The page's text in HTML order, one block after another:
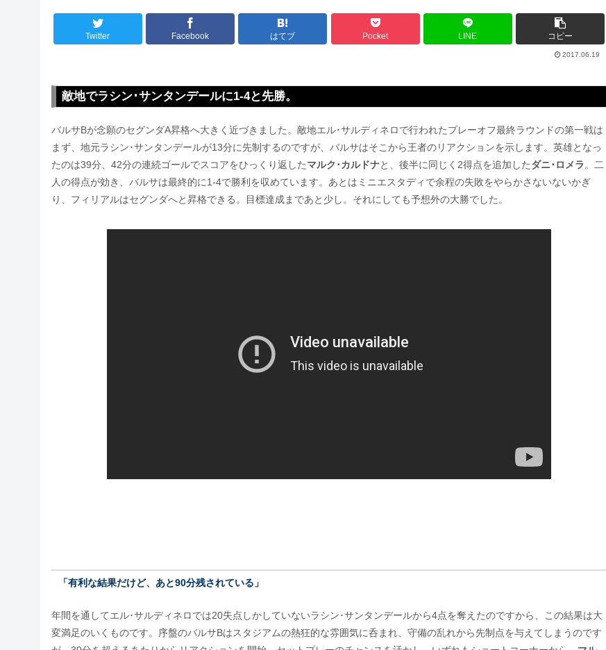
Twitter Facebook はてブ Pocket LINE コピー
2017.06.19
敵地でラシン･サンタンデールに1-4と先勝。
バルサBが念願のセグンダA昇格へ大きく近づきました。敵地エル･サルディネロで行われたプレーオフ最終ラウンドの第一戦は
まず、地元ラシン･サンタンデールが13分に先制するのですが、バルサはそこから王者のリアクションを示します。英雄となっ
たのは39分、42分の連続ゴールでスコアをひっくり返したマルク･カルドナと、後半に同じく2得点を追加したダニ･ロメラ 。二
人の得点が効き、バルサは最終的に1-4で勝利を収めています。あとはミニエスタディで余程の失敗をやらかさないないかぎ
り、フィリアルはセグンダへと昇格できる。目標達成まであと少し。それにしても予想外の大勝でした。
「有利な結果だけど、あと90分残されている」
年間を通してエル･サルディネロでは20失点しかしていないラシン･サンタンデールから4点を奪えたのですから、この結果は大
変満足のいくものです。序盤のバルサBはスタジアムの熱狂的な雰囲気に呑まれ、守備の乱れから先制点を与えてしまうのです